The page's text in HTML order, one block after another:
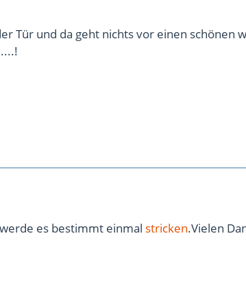
Tür und da geht nichts vor einen schönen
es bestimmt einmal stricken.Vielen